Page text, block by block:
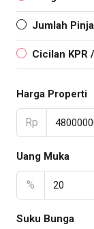
Jumlah
Cicilan KPR
Harga Properti
Rp
Uang Muka
%
Suku Bunga